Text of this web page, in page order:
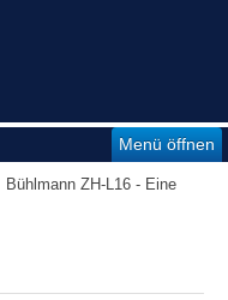
Menü öffnen
Bühlmann ZH-L16 - Eine